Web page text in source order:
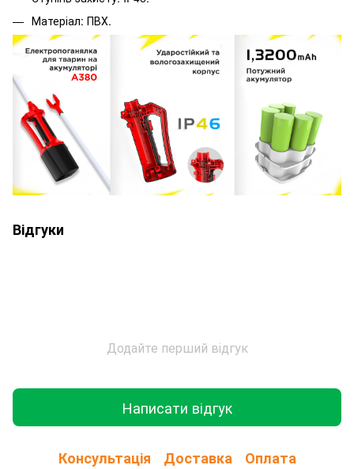
Матеріал: ПВХ.
Відгуки
Додайте перший відгук
Написати відгук
Консультація Доставка Оплата